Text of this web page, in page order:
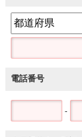
電話番号
-